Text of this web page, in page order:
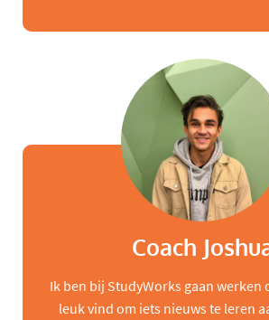
Coach
Ik ben bij StudyWorks gaan werken
leuk vind om iets nieuws te leren